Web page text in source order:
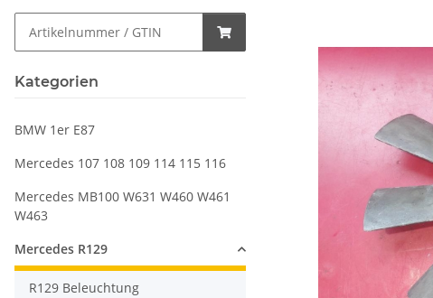
Kategorien
BMW 1er E87
Mercedes 107 108 109 114 115 116
Mercedes MB100 W631 W460 W461
W463
Mercedes R129
R129 Beleuchtung